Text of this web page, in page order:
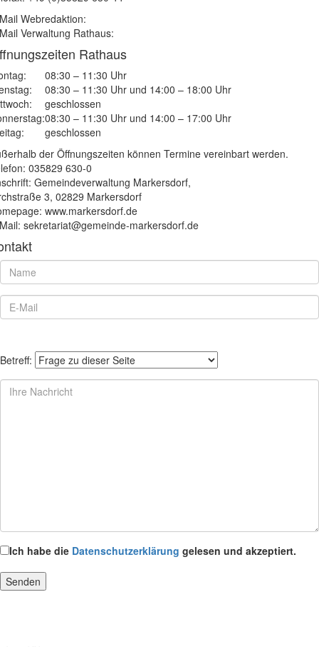
Webredaktion:
Verwaltung Rathaus:
Rathaus
08:30 – 11:30 Uhr
08:30 – 11:30 Uhr und 14:00 – 18:00 Uhr
geschlossen
08:30 – 11:30 Uhr und 14:00 – 17:00 Uhr
geschlossen
der Öffnungszeiten können Termine vereinbart werden.
035829 630-0
Gemeindeverwaltung Markersdorf,
3, 02829 Markersdorf
www.markersdorf.de
sekretariat@gemeinde-markersdorf.de
Betreff:
Ich habe die Datenschutzerklärung gelesen und akzeptiert.